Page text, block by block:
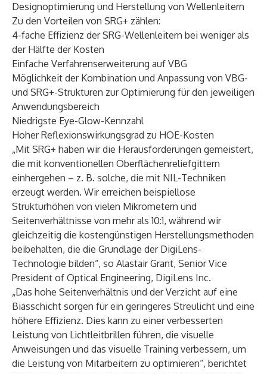
Designoptimierung und Herstellung von Wellenleitern
Zu den Vorteilen von SRG+ zählen:
4-fache Effizienz der SRG-Wellenleitern bei weniger als
der Hälfte der Kosten
Einfache Verfahrenserweiterung auf VBG
Möglichkeit der Kombination und Anpassung von VBG-
und SRG+-Strukturen zur Optimierung für den jeweiligen
Anwendungsbereich
Niedrigste Eye-Glow-Kennzahl
Hoher Reflexionswirkungsgrad zu HOE-Kosten
„Mit SRG+ haben wir die Herausforderungen gemeistert,
die mit konventionellen Oberflächenreliefgittern
einhergehen – z. B. solche, die mit NIL-Techniken
erzeugt werden. Wir erreichen beispiellose
Strukturhöhen von vielen Mikrometern und
Seitenverhältnisse von mehr als 10:1, während wir
gleichzeitig die kostengünstigen Herstellungsmethoden
beibehalten, die die Grundlage der DigiLens-
Technologie bilden“, so Alastair Grant, Senior Vice
President of Optical Engineering, DigiLens Inc.
„Das hohe Seitenverhältnis und der Verzicht auf eine
Biasschicht sorgen für ein geringeres Streulicht und eine
höhere Effizienz. Dies kann zu einer verbesserten
Leistung von Lichtleitbrillen führen, die visuelle
Anweisungen und das visuelle Training verbessern, um
die Leistung von Mitarbeitern zu optimieren“, berichtet